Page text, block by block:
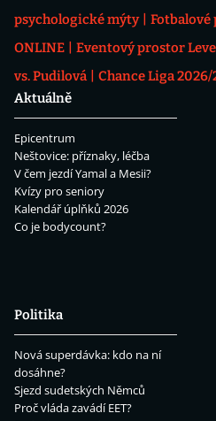
psychologické mýty
Fotbalové
ONLINE
Eventový prostor
vs. Pudilová
Chance Liga 2026/
Aktuálně
Epicentrum
Neštovice: příznaky, léčba
V čem jezdí Yamal a Mesii?
Kvízy pro seniory
Kalendář úplňků 2026
Co je bodycount?
Politika
Nová superdávka: kdo na ní
dosáhne?
Sjezd sudetských Němců
Proč vláda zavádí EET?